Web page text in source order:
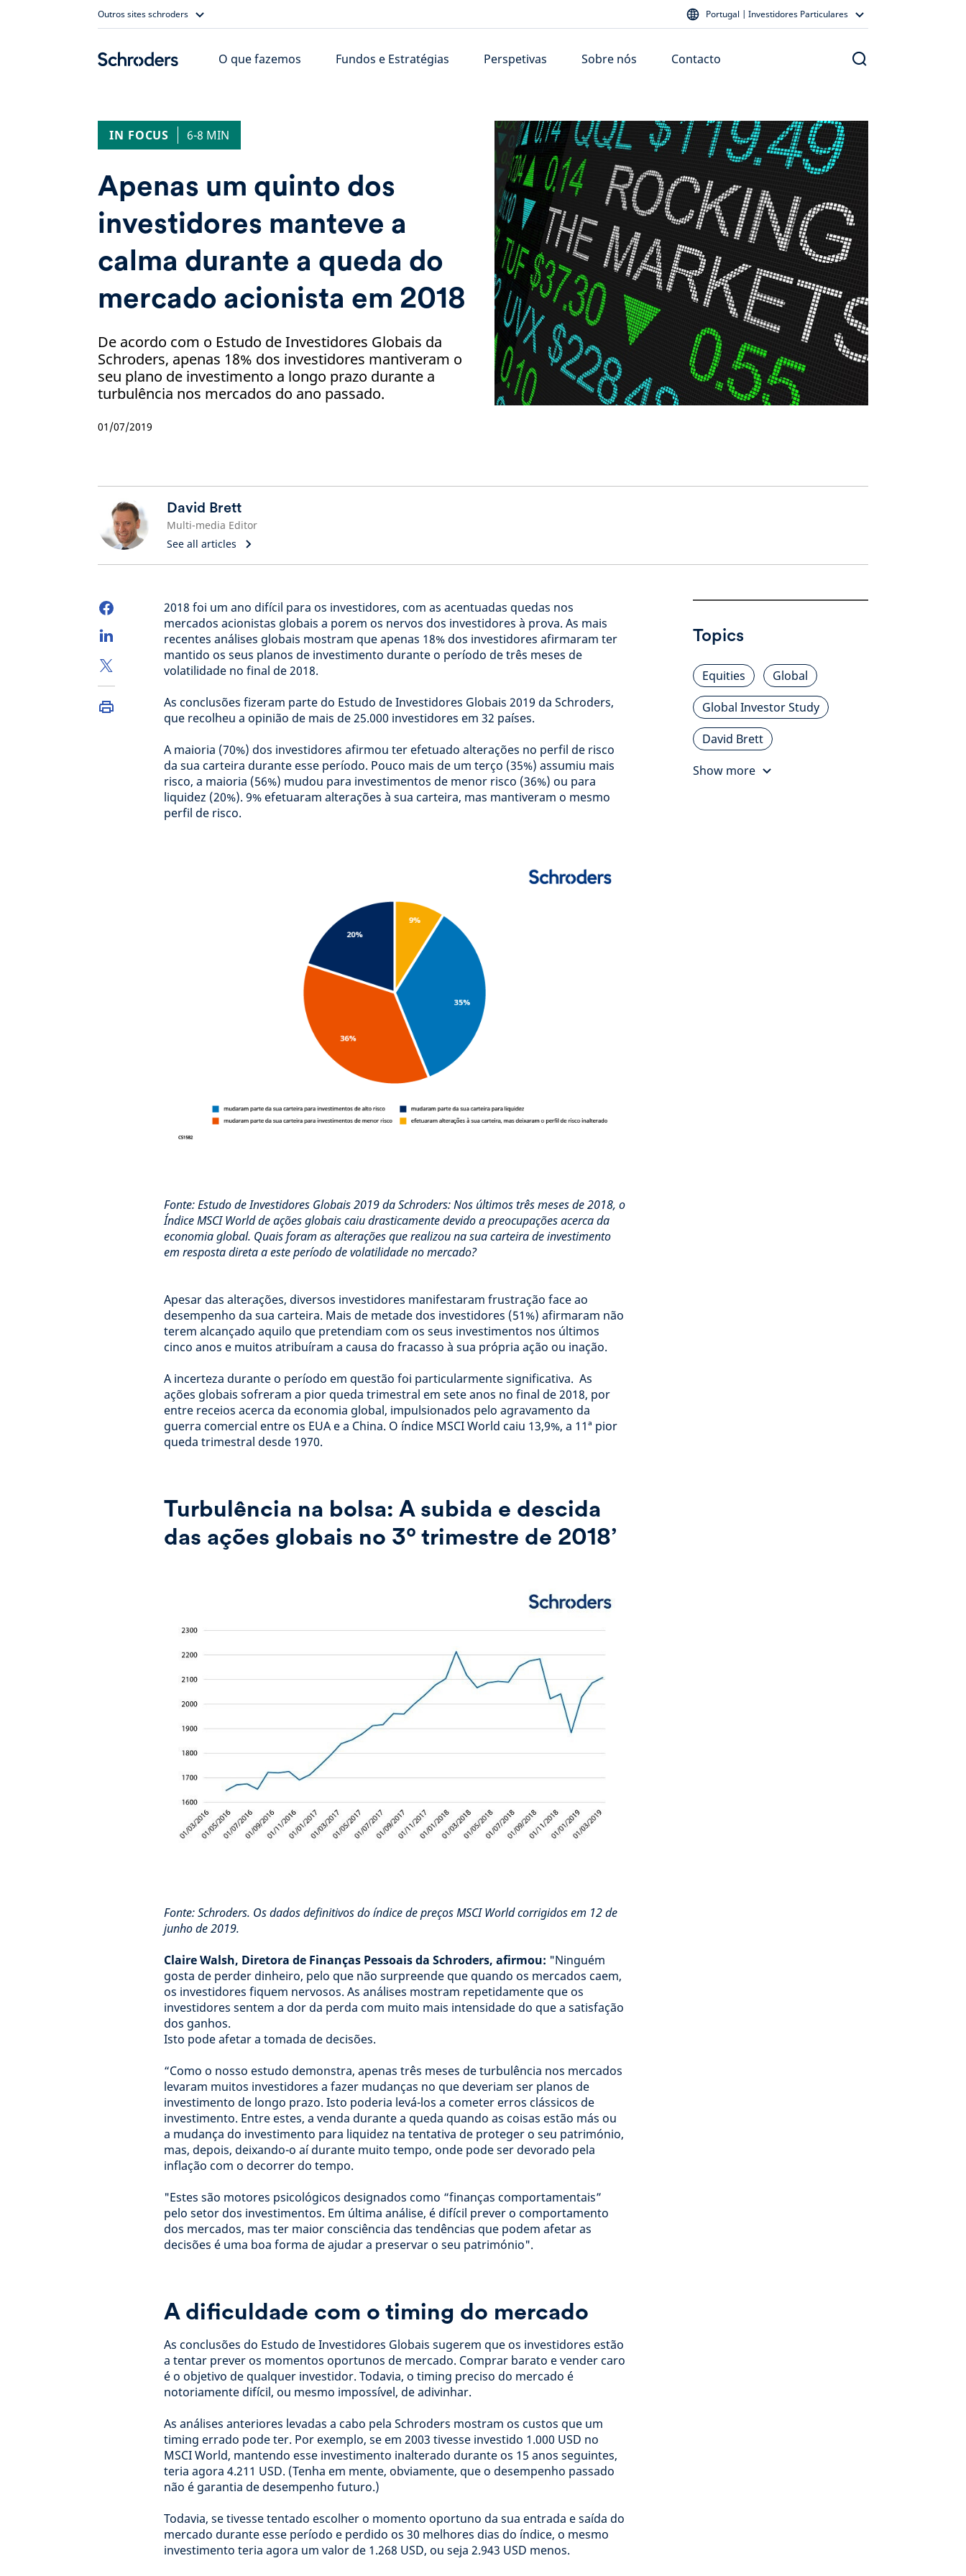
Outros sites schroders Portugal | Investidores Particulares
O que fazemos Fundos e Estratégias Perspetivas Sobre nós Contacto
IN FOCUS 6-8 MIN
Apenas um quinto dos
investidores manteve a
calma durante a queda do
mercado acionista em 2018
De acordo com o Estudo de Investidores Globais da
Schroders, apenas 18% dos investidores mantiveram o
seu plano de investimento a longo prazo durante a
turbulência nos mercados do ano passado.
01/07/2019
David Brett
Multi-media Editor
See all articles
2018 foi um ano difícil para os investidores, com as acentuadas quedas nos
mercados acionistas globais a porem os nervos dos investidores à prova. As mais
recentes análises globais mostram que apenas 18% dos investidores afirmaram ter
mantido os seus planos de investimento durante o período de três meses de
volatilidade no final de 2018.
As conclusões fizeram parte do Estudo de Investidores Globais 2019 da Schroders,
que recolheu a opinião de mais de 25.000 investidores em 32 países.
A maioria (70%) dos investidores afirmou ter efetuado alterações no perfil de risco
da sua carteira durante esse período. Pouco mais de um terço (35%) assumiu mais
risco, a maioria (56%) mudou para investimentos de menor risco (36%) ou para
liquidez (20%). 9% efetuaram alterações à sua carteira, mas mantiveram o mesmo
perfil de risco.
Fonte: Estudo de Investidores Globais 2019 da Schroders: Nos últimos três meses de 2018, o
Índice MSCI World de ações globais caiu drasticamente devido a preocupações acerca da
economia global. Quais foram as alterações que realizou na sua carteira de investimento
em resposta direta a este período de volatilidade no mercado?
Apesar das alterações, diversos investidores manifestaram frustração face ao
desempenho da sua carteira. Mais de metade dos investidores (51%) afirmaram não
terem alcançado aquilo que pretendiam com os seus investimentos nos últimos
cinco anos e muitos atribuíram a causa do fracasso à sua própria ação ou inação.
A incerteza durante o período em questão foi particularmente significativa. As
ações globais sofreram a pior queda trimestral em sete anos no final de 2018, por
entre receios acerca da economia global, impulsionados pelo agravamento da
guerra comercial entre os EUA e a China. O índice MSCI World caiu 13,9%, a 11ª pior
queda trimestral desde 1970.
Turbulência na bolsa: A subida e descida
das ações globais no 3º trimestre de 2018’
Fonte: Schroders. Os dados definitivos do índice de preços MSCI World corrigidos em 12 de
junho de 2019.
Claire Walsh, Diretora de Finanças Pessoais da Schroders, afirmou: "Ninguém
gosta de perder dinheiro, pelo que não surpreende que quando os mercados caem,
os investidores fiquem nervosos. As análises mostram repetidamente que os
investidores sentem a dor da perda com muito mais intensidade do que a satisfação
dos ganhos.
Isto pode afetar a tomada de decisões.
“Como o nosso estudo demonstra, apenas três meses de turbulência nos mercados
levaram muitos investidores a fazer mudanças no que deveriam ser planos de
investimento de longo prazo. Isto poderia levá-los a cometer erros clássicos de
investimento. Entre estes, a venda durante a queda quando as coisas estão más ou
a mudança do investimento para liquidez na tentativa de proteger o seu património,
mas, depois, deixando-o aí durante muito tempo, onde pode ser devorado pela
inflação com o decorrer do tempo.
"Estes são motores psicológicos designados como “finanças comportamentais”
pelo setor dos investimentos. Em última análise, é difícil prever o comportamento
dos mercados, mas ter maior consciência das tendências que podem afetar as
decisões é uma boa forma de ajudar a preservar o seu património".
A dificuldade com o timing do mercado
As conclusões do Estudo de Investidores Globais sugerem que os investidores estão
a tentar prever os momentos oportunos de mercado. Comprar barato e vender caro
é o objetivo de qualquer investidor. Todavia, o timing preciso do mercado é
notoriamente difícil, ou mesmo impossível, de adivinhar.
As análises anteriores levadas a cabo pela Schroders mostram os custos que um
timing errado pode ter. Por exemplo, se em 2003 tivesse investido 1.000 USD no
MSCI World, mantendo esse investimento inalterado durante os 15 anos seguintes,
teria agora 4.211 USD. (Tenha em mente, obviamente, que o desempenho passado
não é garantia de desempenho futuro.)
Todavia, se tivesse tentado escolher o momento oportuno da sua entrada e saída do
mercado durante esse período e perdido os 30 melhores dias do índice, o mesmo
investimento teria agora um valor de 1.268 USD, ou seja 2.943 USD menos.
Topics
Equities
Global
Global Investor Study
David Brett
Show more